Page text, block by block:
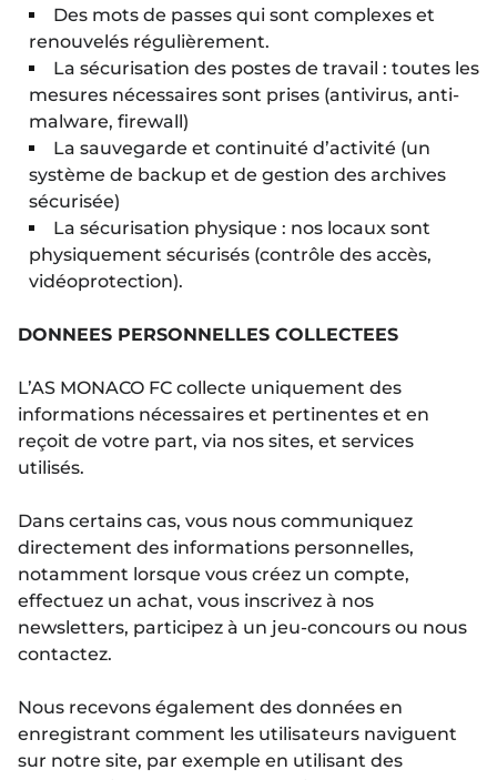
Des mots de passes qui sont complexes et
renouvelés régulièrement.
La sécurisation des postes de travail : toutes les
mesures nécessaires sont prises (antivirus, anti-
malware, firewall)
La sauvegarde et continuité d’activité (un
système de backup et de gestion des archives
sécurisée)
La sécurisation physique : nos locaux sont
physiquement sécurisés (contrôle des accès,
vidéoprotection).
DONNEES PERSONNELLES COLLECTEES
L’AS MONACO FC collecte uniquement des
informations nécessaires et pertinentes et en
reçoit de votre part, via nos sites, et services
utilisés.
Dans certains cas, vous nous communiquez
directement des informations personnelles,
notamment lorsque vous créez un compte,
effectuez un achat, vous inscrivez à nos
newsletters, participez à un jeu-concours ou nous
contactez.
Nous recevons également des données en
enregistrant comment les utilisateurs naviguent
sur notre site, par exemple en utilisant des